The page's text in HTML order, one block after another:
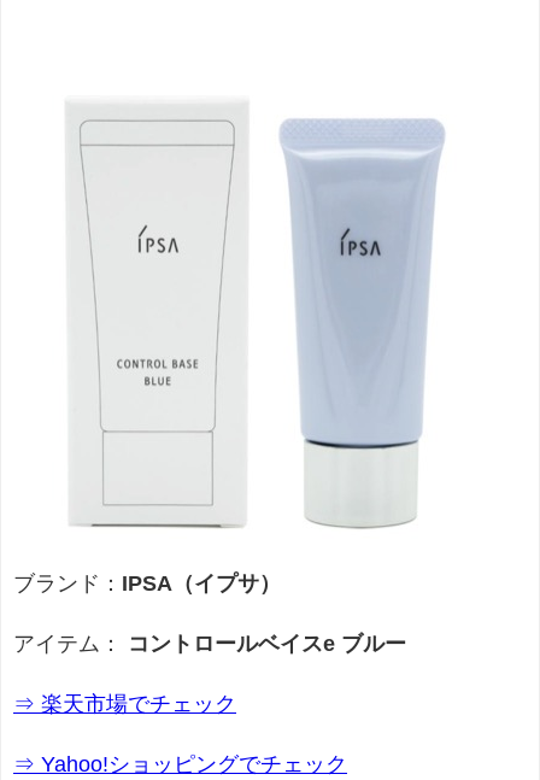
ブランド： IPSA（イプサ）
アイテム： コントロールベイスe ブルー
⇒ 楽天市場でチェック
⇒ Yahoo!ショッピングでチェック